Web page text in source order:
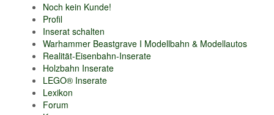
Noch kein Kunde!
Profil
Inserat schalten
Warhammer Beastgrave I Modellbahn & Modellautos
Realität-Eisenbahn-Inserate
Holzbahn Inserate
LEGO® Inserate
Lexikon
Forum